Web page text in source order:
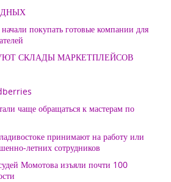
покупать готовые компании для
СКЛАДЫ МАРКЕТПЛЕЙСОВ
чаще обращаться к мастерам по
принимают на работу или
летних сотрудников
Момотова изъяли почти 100